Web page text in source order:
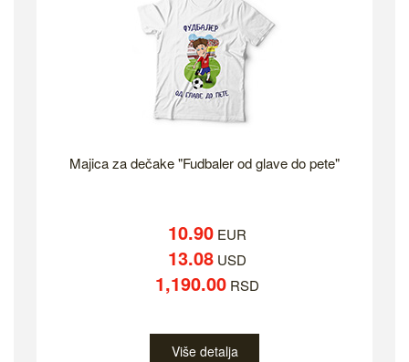
Majica za dečake "Fudbaler od glave do pete"
10.90EUR
13.08USD
1,190.00RSD
Više detalja